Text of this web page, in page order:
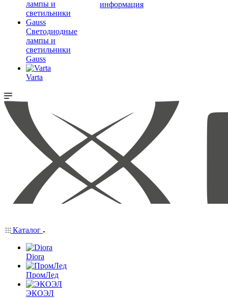
Светодиодные
лампы и
светильники
Gauss
Varta
информация
Каталог
Diora
ПромЛед
ЭКОЭЛ